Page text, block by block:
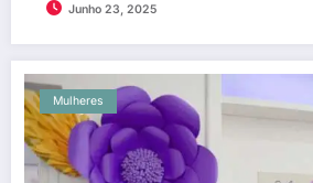
Junho 23, 2025
Mulheres